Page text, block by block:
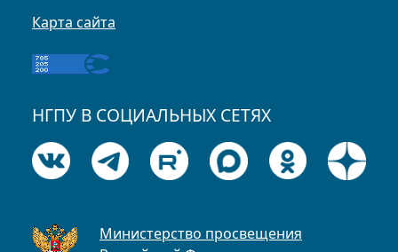
Карта сайта
НГПУ В СОЦИАЛЬНЫХ СЕТЯХ
Министерство просвещения